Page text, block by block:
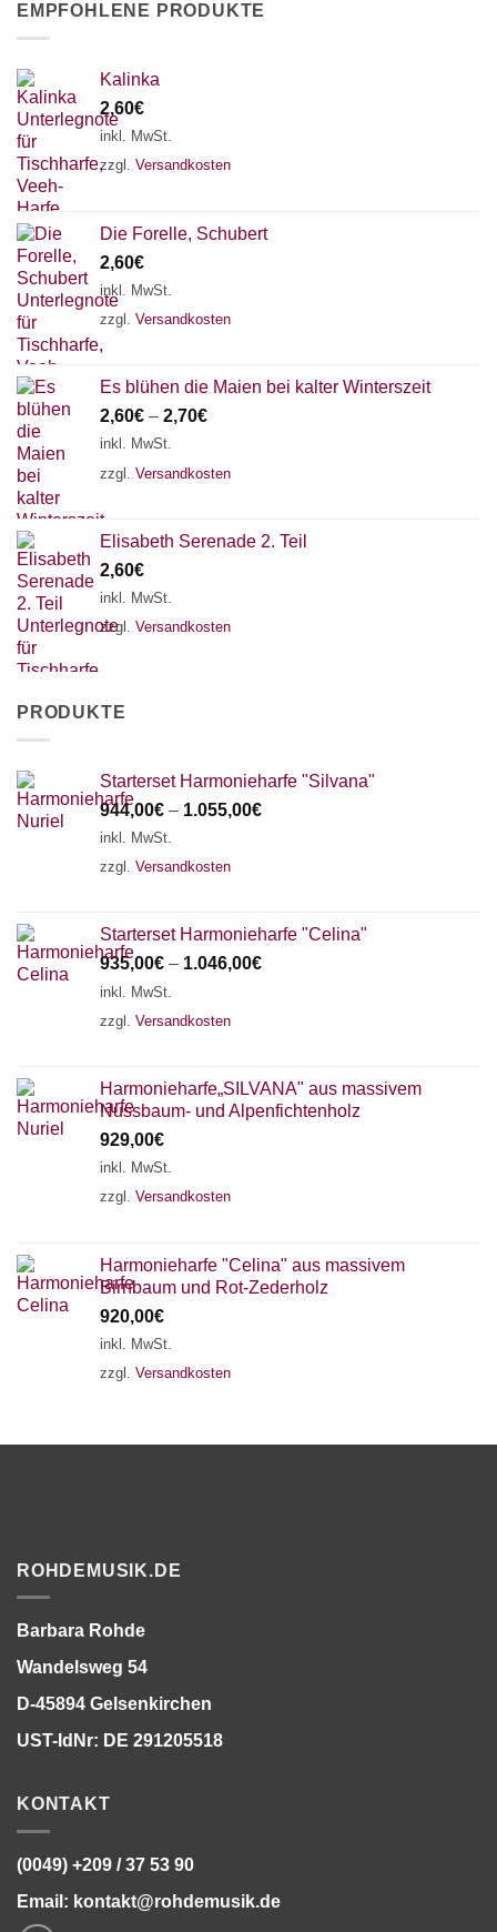
EMPFOHLENE PRODUKTE
Kalinka
2,60€
inkl. MwSt.
zzgl. Versandkosten
Die Forelle, Schubert
2,60€
inkl. MwSt.
zzgl. Versandkosten
Es blühen die Maien bei kalter Winterszeit
2,60€ – 2,70€
inkl. MwSt.
zzgl. Versandkosten
Elisabeth Serenade 2. Teil
2,60€
inkl. MwSt.
zzgl. Versandkosten
PRODUKTE
Starterset Harmonieharfe "Silvana"
944,00€ – 1.055,00€
inkl. MwSt.
zzgl. Versandkosten
Starterset Harmonieharfe "Celina"
935,00€ – 1.046,00€
inkl. MwSt.
zzgl. Versandkosten
Harmonieharfe„SILVANA" aus massivem
Nussbaum- und Alpenfichtenholz
929,00€
inkl. MwSt.
zzgl. Versandkosten
Harmonieharfe "Celina" aus massivem
Birnbaum und Rot-Zederholz
920,00€
inkl. MwSt.
zzgl. Versandkosten
ROHDEMUSIK.DE
Barbara Rohde
Wandelsweg 54
D-45894 Gelsenkirchen
UST-IdNr: DE 291205518
KONTAKT
(0049) +209 / 37 53 90
Email: kontakt@rohdemusik.de